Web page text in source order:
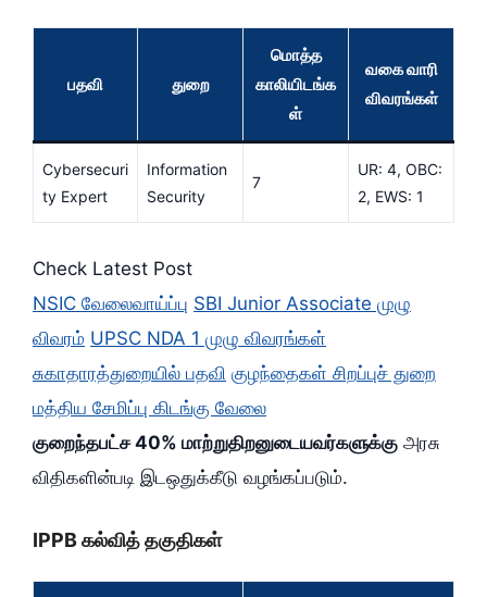
பதவி துறை
மொத்த
காலியிடங்க
ள்
வகை வாரி
விவரங்கள்
Cybersecuri
ty Expert
Information
Security
7
UR: 4, OBC:
2, EWS: 1
Check Latest Post
NSIC வேலைவாய்ப்பு SBI Junior Associate முழு
விவரம் UPSC NDA 1 முழு விவரங்கள்
சுகாதாரத்துறையில் பதவி குழந்தைகள் சிறப்புச் துறை
மத்திய சேமிப்பு கிடங்கு வேலை
குறைந்தபட்ச 40% மாற்றுதிறனுடையவர்களுக்கு அரசு
விதிகளின்படி இடஒதுக்கீடு வழங்கப்படும்.
IPPB கல்வித் தகுதிகள்